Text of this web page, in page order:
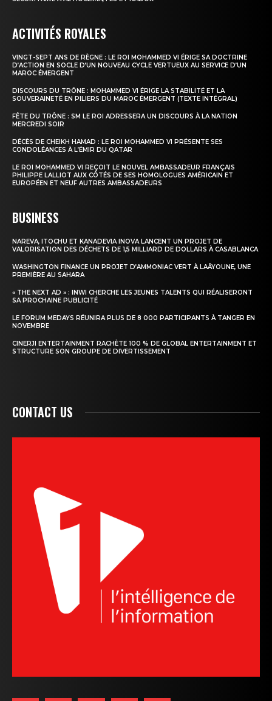
ACTIVITÉS ROYALES
VINGT-SEPT ANS DE RÈGNE : LE ROI MOHAMMED VI ÉRIGE SA DOCTRINE
D’ACTION EN SOCLE D’UN NOUVEAU CYCLE VERTUEUX AU SERVICE D’UN
MAROC ÉMERGENT
DISCOURS DU TRÔNE : MOHAMMED VI ÉRIGE LA STABILITÉ ET LA
SOUVERAINETÉ EN PILIERS DU MAROC ÉMERGENT (TEXTE INTÉGRAL)
FÊTE DU TRÔNE : SM LE ROI ADRESSERA UN DISCOURS À LA NATION
MERCREDI SOIR
DÉCÈS DE CHEIKH HAMAD : LE ROI MOHAMMED VI PRÉSENTE SES
CONDOLÉANCES À L’ÉMIR DU QATAR
LE ROI MOHAMMED VI REÇOIT LE NOUVEL AMBASSADEUR FRANÇAIS
PHILIPPE LALLIOT AUX CÔTÉS DE SES HOMOLOGUES AMÉRICAIN ET
EUROPÉEN ET NEUF AUTRES AMBASSADEURS
BUSINESS
NAREVA, ITOCHU ET KANADEVIA INOVA LANCENT UN PROJET DE
VALORISATION DES DÉCHETS DE 1,5 MILLIARD DE DOLLARS À CASABLANCA
WASHINGTON FINANCE UN PROJET D’AMMONIAC VERT À LAÂYOUNE, UNE
PREMIÈRE AU SAHARA
« THE NEXT AD » : INWI CHERCHE LES JEUNES TALENTS QUI RÉALISERONT
SA PROCHAINE PUBLICITÉ
LE FORUM MEDAYS RÉUNIRA PLUS DE 8 000 PARTICIPANTS À TANGER EN
NOVEMBRE
CINERJI ENTERTAINMENT RACHÈTE 100 % DE GLOBAL ENTERTAINMENT ET
STRUCTURE SON GROUPE DE DIVERTISSEMENT
CONTACT US